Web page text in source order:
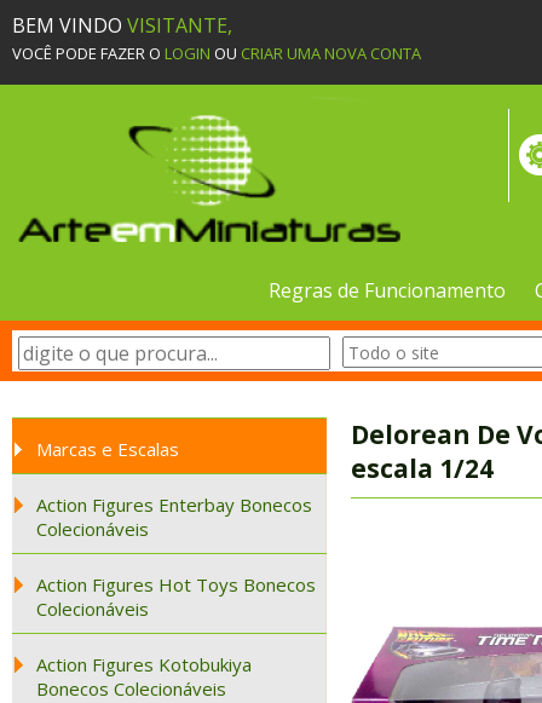
BEM VINDO VISITANTE,
VOCÊ PODE FAZER O LOGIN OU CRIAR UMA NOVA CONTA
Regras de Funcionamento
Marcas e Escalas
Action Figures Enterbay Bonecos
Colecionáveis
Action Figures Hot Toys Bonecos
Colecionáveis
Action Figures Kotobukiya
Bonecos Colecionáveis
Delorean De
escala 1/24